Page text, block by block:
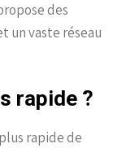
des
un vaste réseau
rapide ?
rapide de